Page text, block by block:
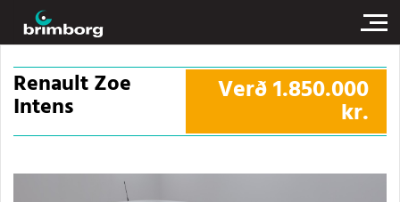
Renault Zoe
Intens Verð1.850.000
kr.